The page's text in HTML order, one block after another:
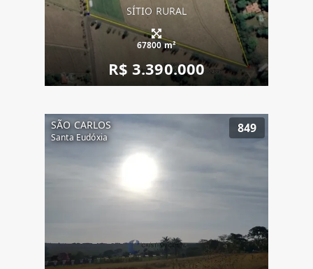
SÍTIO RURAL
67800 m²
R$ 3.390.000
SÃO CARLOS
Santa Eudóxia
849